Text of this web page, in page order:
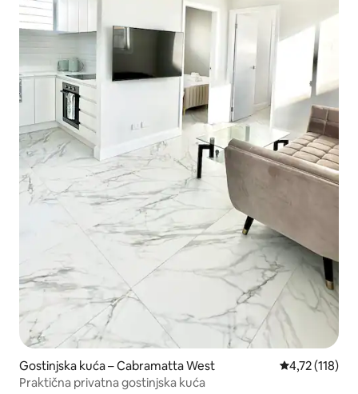
Gostinjska kuća – Cabramatta West Prosječna
4,72 (118)
Praktična privatna gostinjska kuća